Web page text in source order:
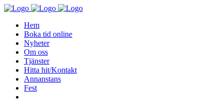
Hem
Boka tid online
Nyheter
Om oss
Tjänster
Hitta hit/Kontakt
Annanstans
Fest